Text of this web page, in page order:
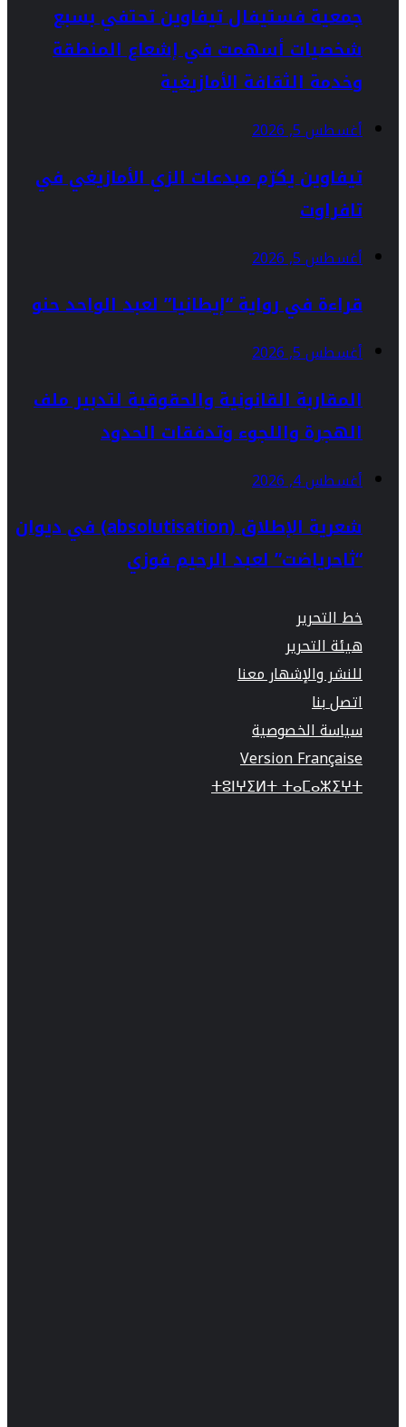
جمعية فستيفال تيفاوين تحتفي بسبع
شخصيات أسهمت في إشعاع المنطقة
وخدمة الثقافة الأمازيغية
أغسطس 5, 2026
تيفاوين يكرّم مبدعات الزي الأمازيغي في
تافراوت
أغسطس 5, 2026
قراءة في رواية “إيطانيا” لعبد الواحد حنو
أغسطس 5, 2026
المقاربة القانونية والحقوقية لتدبير ملف
الهجرة واللجوء وتدفقات الحدود
أغسطس 4, 2026
شعرية الإطلاق (absolutisation) في ديوان
“ثاحرياضت” لعبد الرحيم فوزي
خط التحرير
هيئة التحرير
للنشر والإشهار معنا
اتصل بنا
سياسة الخصوصية
Version Française
ⵜⵓⵏⵖⵉⵍⵜ ⵜⴰⵎⴰⵣⵉⵖⵜ